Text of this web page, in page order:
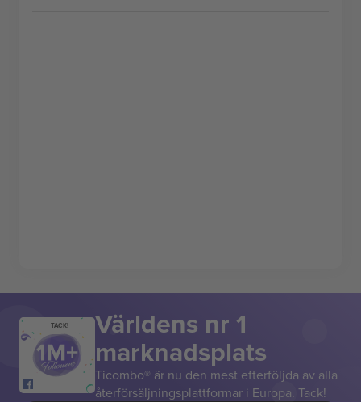
TACK! Världens nr 1
marknadsplats
Ticombo® är nu den mest efterföljda av alla
återförsäljningsplattformar i Europa. Tack!